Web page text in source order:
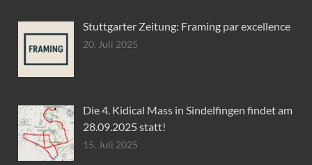
Stuttgarter Zeitung: Framing par excellence
20. Juli 2025
Die 4. Kidical Mass in Sindelfingen findet am
28.09.2025 statt!
15. Juli 2025